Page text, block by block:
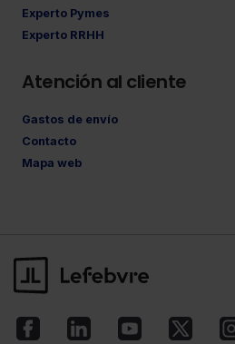
Experto Pymes
Experto RRHH
Atención al cliente
Gastos de envío
Contacto
Mapa web